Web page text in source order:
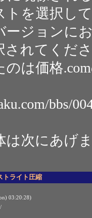
トを選択し
ージョンに
されてくだ
のは価格
bbs/
は次にあげ
トライト圧縮
03:20:28)